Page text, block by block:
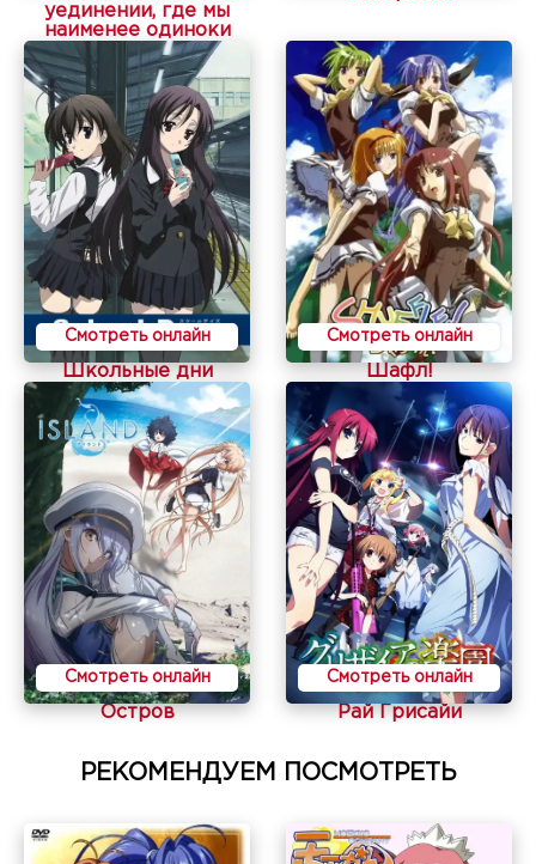
уединении, где мы
наименее одиноки
Смотреть онлайн
Школьные дни
Смотреть онлайн
Шафл!
Смотреть онлайн
Остров
Смотреть онлайн
Рай Грисайи
РЕКОМЕНДУЕМ ПОСМОТРЕТЬ